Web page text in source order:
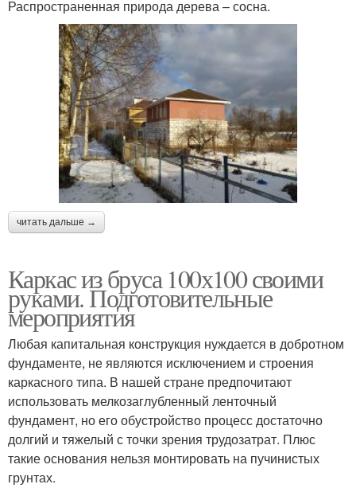
Распространенная природа дерева – сосна.
читать дальше →
Каркас из бруса 100х100 своими
руками. Подготовительные
мероприятия
Любая капитальная конструкция нуждается в добротном
фундаменте, не являются исключением и строения
каркасного типа. В нашей стране предпочитают
использовать мелкозаглубленный ленточный
фундамент, но его обустройство процесс достаточно
долгий и тяжелый с точки зрения трудозатрат. Плюс
такие основания нельзя монтировать на пучинистых
грунтах.